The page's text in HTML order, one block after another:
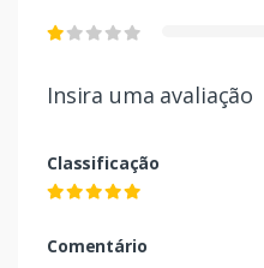
Insira uma avaliação
Classificação
Comentário